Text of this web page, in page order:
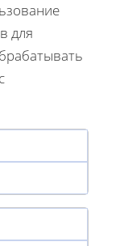
для